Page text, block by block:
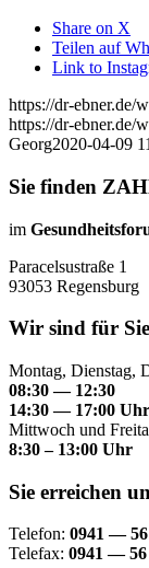
Share on X
Teilen auf
Link to
https://dr-ebner.de/
https://dr-ebner.de/
Georg2020-04-09
Sie finden
im
Paracelsustraße 1
93053 Regensburg
Wir sind für
Montag, Dienstag,
08:30 — 12:30
14:30 — 17:00 Uhr
Mittwoch und
8:30 – 13:00 Uhr
Sie erreichen
Telefon: 0941 — 56
Telefax: 0941 — 56